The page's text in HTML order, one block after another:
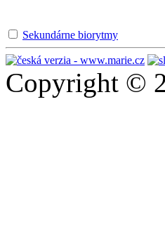
Sekundárne biorytmy
Copyright ©